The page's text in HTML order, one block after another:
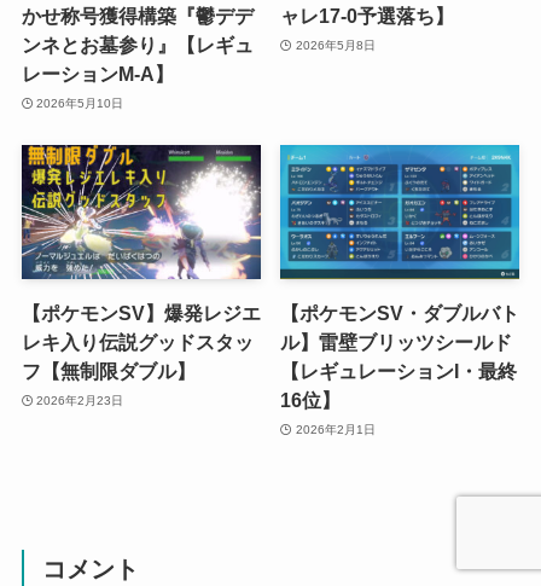
かせ称号獲得構築『鬱デデ
ンネとお墓参り』【レギュ
レーションM-A】
2026年5月10日
ャレ17-0予選落ち】
2026年5月8日
【ポケモンSV】爆発レジエ
レキ入り伝説グッドスタッ
フ【無制限ダブル】
2026年2月23日
【ポケモンSV・ダブルバト
ル】雷壁ブリッツシールド
【レギュレーションI・最終
16位】
2026年2月1日
コメント